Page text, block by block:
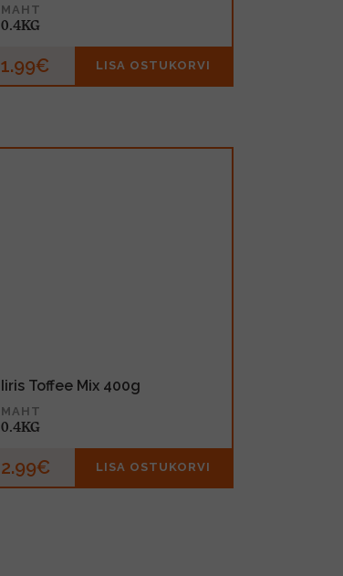
MAHT
0.4KG
1.99€ LISA OSTUKORVI
Iiris Toffee Mix 400g
MAHT
0.4KG
2.99€ LISA OSTUKORVI